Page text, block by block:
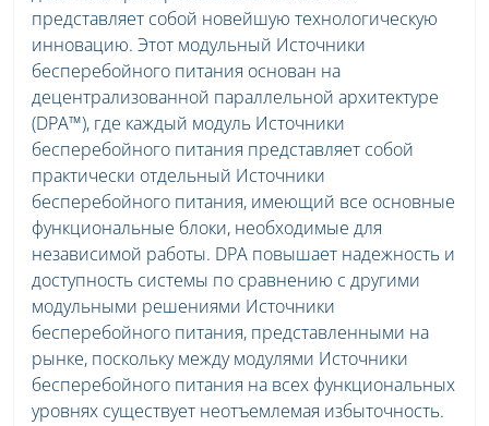
представляет собой новейшую технологическую
инновацию. Этот модульный Источники
бесперебойного питания основан на
децентрализованной параллельной архитектуре
(DPA™), где каждый модуль Источники
бесперебойного питания представляет собой
практически отдельный Источники
бесперебойного питания, имеющий все основные
функциональные блоки, необходимые для
независимой работы. DPA повышает надежность и
доступность системы по сравнению с другими
модульными решениями Источники
бесперебойного питания, представленными на
рынке, поскольку между модулями Источники
бесперебойного питания на всех функциональных
уровнях существует неотъемлемая избыточность.